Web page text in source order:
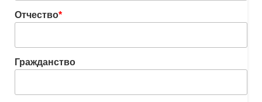
Отчество*
Гражданство